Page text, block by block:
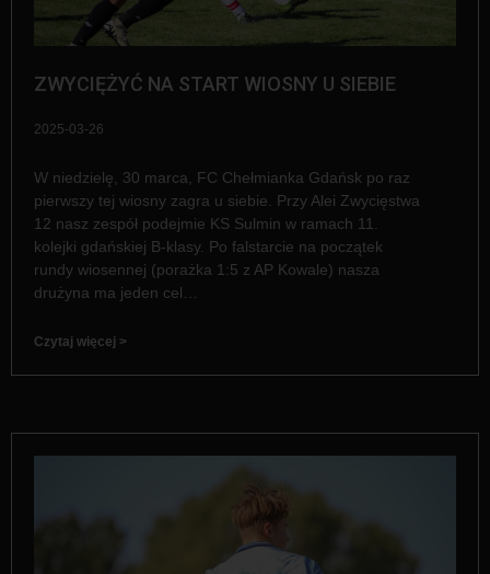
ZWYCIĘŻYĆ NA START WIOSNY U SIEBIE
2025-03-26
W niedzielę, 30 marca, FC Chełmianka Gdańsk po raz
pierwszy tej wiosny zagra u siebie. Przy Alei Zwycięstwa
12 nasz zespół podejmie KS Sulmin w ramach 11.
kolejki gdańskiej B-klasy. Po falstarcie na początek
rundy wiosennej (porażka 1:5 z AP Kowale) nasza
drużyna ma jeden cel…
Czytaj więcej >